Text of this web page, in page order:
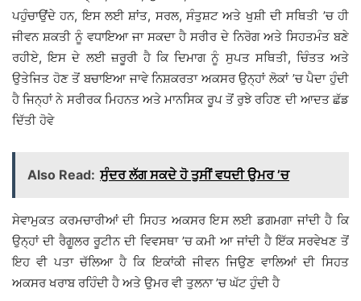
ਪਹੁੰਚਾਉਂਦੇ ਹਨ, ਇਸ ਲਈ ਸ਼ਾਂਤ, ਸਰਲ, ਸੰਤੁਸ਼ਟ ਅਤੇ ਖੁਸ਼ੀ ਦੀ ਸਥਿਤੀ ’ਚ ਹੀ
ਜੀਵਨ ਸ਼ਕਤੀ ਨੂੰ ਵਧਾਇਆ ਜਾ ਸਕਦਾ ਹੈ ਸਰੀਰ ਦੇ ਨਿਰੋਗ ਅਤੇ ਸਿਹਤਮੰਤ ਬਣੇ
ਰਹੀਏ, ਇਸ ਦੇ ਲਈ ਜ਼ਰੂਰੀ ਹੈ ਕਿ ਦਿਮਾਗ ਨੂੰ ਸੁਪਤ ਸਥਿਤੀ, ਚਿੰਤਤ ਅਤੇ
ਉਤੇਜਿਤ ਹੋਣ ਤੋਂ ਬਚਾਇਆ ਜਾਵੇ ਨਿਸ਼ਕਰਤਾ ਅਕਸਰ ਉਨ੍ਹਾਂ ਲੋਕਾਂ ’ਚ ਪੈਦਾ ਹੁੰਦੀ
ਹੈ ਜਿਨ੍ਹਾਂ ਨੇ ਸਰੀਰਕ ਮਿਹਨਤ ਅਤੇ ਮਾਨਸਿਕ ਰੂਪ ਤੋਂ ਰੁਝੇ ਰਹਿਣ ਦੀ ਆਦਤ ਛੱਡ
ਦਿੱਤੀ ਹੋਵੇ
Also Read: ਸੁੰਦਰ ਲੱਗ ਸਕਦੇ ਹੋ ਤੁਸੀਂ ਵਧਦੀ ਉਮਰ ’ਚ
ਸੇਵਾਮੁਕਤ ਕਰਮਚਾਰੀਆਂ ਦੀ ਸਿਹਤ ਅਕਸਰ ਇਸ ਲਈ ਡਗਮਗਾ ਜਾਂਦੀ ਹੈ ਕਿ
ਉਨ੍ਹਾਂ ਦੀ ਰੈਗੂਲਰ ਰੂਟੀਨ ਦੀ ਵਿਵਸਥਾ ’ਚ ਕਮੀ ਆ ਜਾਂਦੀ ਹੈ ਇੱਕ ਸਰਵੇਖਣ ਤੋਂ
ਇਹ ਵੀ ਪਤਾ ਚੱਲਿਆ ਹੈ ਕਿ ਇਕਾਂਕੀ ਜੀਵਨ ਜਿਉਣ ਵਾਲਿਆਂ ਦੀ ਸਿਹਤ
ਅਕਸਰ ਖਰਾਬ ਰਹਿੰਦੀ ਹੈ ਅਤੇ ਉਮਰ ਵੀ ਤੁਲਨਾ ’ਚ ਘੱਟ ਹੁੰਦੀ ਹੈ